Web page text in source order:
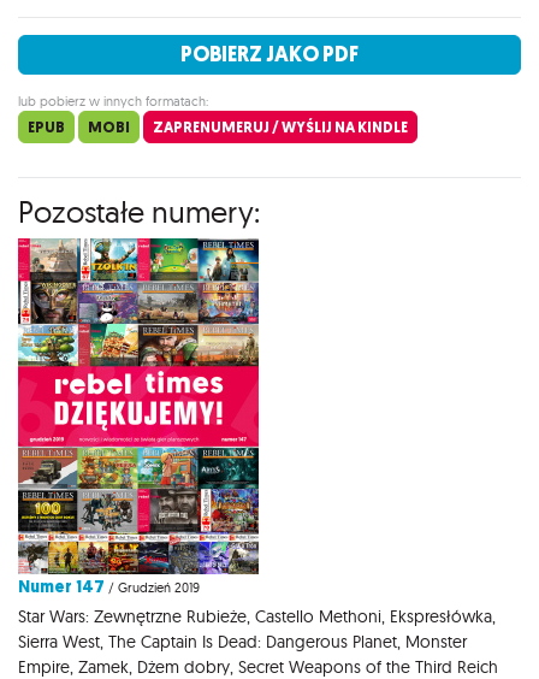
POBIERZ JAKO PDF
lub pobierz w innych formatach:
EPUB MOBI ZAPRENUMERUJ / WYŚLIJ NA KINDLE
Pozostałe numery:
Numer 147 / Grudzień 2019
Star Wars: Zewnętrzne Rubieże, Castello Methoni, Ekspresłówka,
Sierra West, The Captain Is Dead: Dangerous Planet, Monster
Empire, Zamek, Dżem dobry, Secret Weapons of the Third Reich